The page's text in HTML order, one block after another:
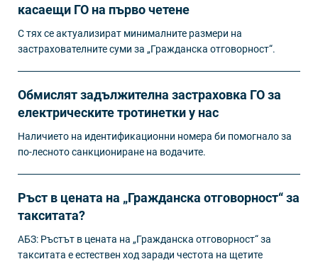
касаещи ГО на първо четене
С тях се актуализират минималните размери на
застрахователните суми за „Гражданска отговорност“.
Обмислят задължителна застраховка ГО за
електрическите тротинетки у нас
Наличието на идентификационни номера би помогнало за
по-лесното санкциониране на водачите.
Ръст в цената на „Гражданска отговорност“ за
такситата?
АБЗ: Ръстът в цената на „Гражданска отговорност“ за
такситата е естествен ход заради честота на щетите